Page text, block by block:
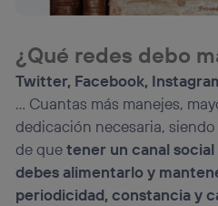
¿Qué redes debo
Twitter, Facebook,
… Cuantas más manejes,
dedicación necesaria,
de quetener un canal
debes alimentarlo y
periodicidad, constancia y